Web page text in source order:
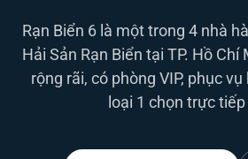
Rạn Biển 6 là một trong 4 nhà
Hải Sản Rạn Biển tại TP. Hồ
rộng rãi, có phòng VIP, phục
loại 1 chọn trực